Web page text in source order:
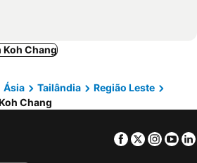
Sea Flower Resort
Bhuvarin Resort
Santhiya Koh Chang Resort
Koh Chang Lagoon Princess
Koh Chang
Ásia Tailândia
Região Leste
Chang
Facebook
Twitter